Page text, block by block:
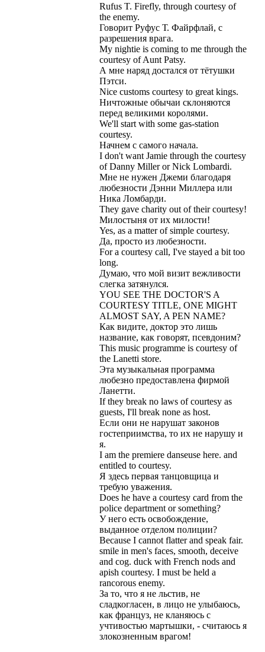
Rufus T. Firefly, through courtesy of
the enemy.
Говорит Руфус Т. Файрфлай, с
разрешения врага.
My nightie is coming to me through the
courtesy of Aunt Patsy.
А мне наряд достался от тётушки
Пэтси.
Nice customs courtesy to great kings.
Ничтожные обычаи склоняются
перед великими королями.
We'll start with some gas-station
courtesy.
Начнем с самого начала.
I don't want Jamie through the courtesy
of Danny Miller or Nick Lombardi.
Мне не нужен Джеми благодаря
любезности Дэнни Миллера или
Ника Ломбарди.
They gave charity out of their courtesy!
Милостыня от их милости!
Yes, as a matter of simple courtesy.
Да, просто из любезности.
For a courtesy call, I've stayed a bit too
long.
Думаю, что мой визит вежливости
слегка затянулся.
YOU SEE THE DOCTOR'S A
COURTESY TITLE, ONE MIGHT
ALMOST SAY, A PEN NAME?
Как видите, доктор это лишь
название, как говорят, псевдоним?
This music programme is courtesy of
the Lanetti store.
Эта музыкальная программа
любезно предоставлена фирмой
Ланетти.
If they break no laws of courtesy as
guests, I'll break none as host.
Если они не нарушат законов
гостеприимства, то их не нарушу и
я.
I am the premiere danseuse here. and
entitled to courtesy.
Я здесь первая танцовщица и
требую уважения.
Does he have a courtesy card from the
police department or something?
У него есть освобождение,
выданное отделом полиции?
Because I cannot flatter and speak fair.
smile in men's faces, smooth, deceive
and cog. duck with French nods and
apish courtesy. I must be held a
rancorous enemy.
За то, что я не льстив, не
сладкогласен, в лицо не улыбаюсь,
как француз, не кланяюсь с
учтивостью мартышки, - считаюсь я
злокозненным врагом!